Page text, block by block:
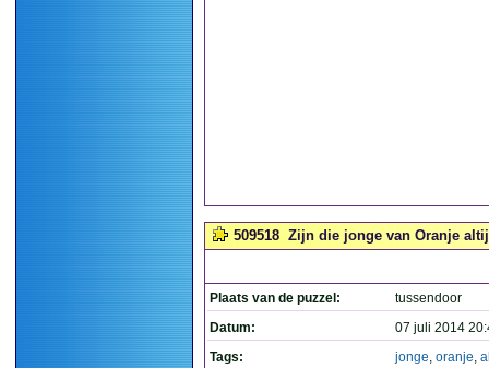
509518 Zijn die jonge van Oranje
Plaats van de puzzel:
tussendoor
Datum:
07 juli 2014
Tags:
jonge, oranje,